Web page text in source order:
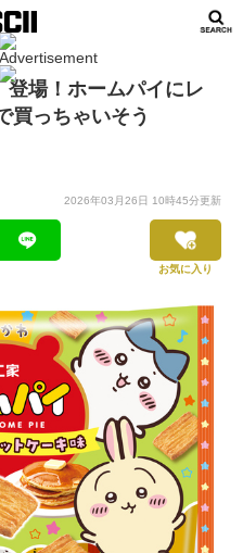
登場！ホームパイにレ
っちゃいそう
2026年03月26日 10時45分更新
お気に入り